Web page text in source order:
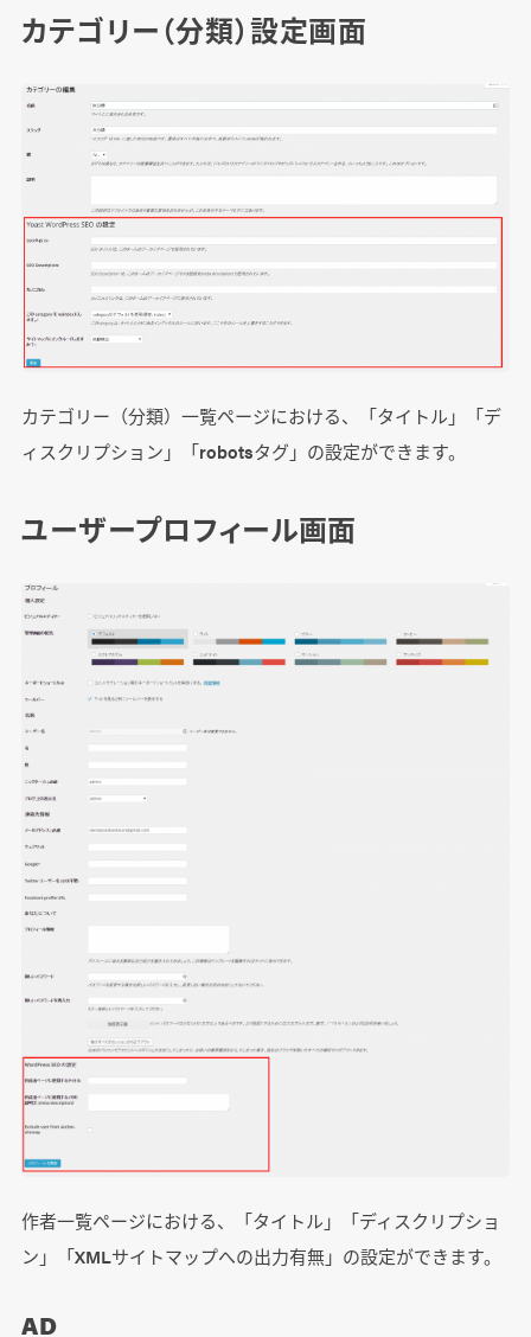
カテゴリー（分類）設定画面
カテゴリー（分類）一覧ページにおける、「タイトル」「デ
ィスクリプション」「robotsタグ」の設定ができます。
ユーザープロフィール画面
作者一覧ページにおける、「タイトル」「ディスクリプショ
ン」「XMLサイトマップへの出力有無」の設定ができます。
AD